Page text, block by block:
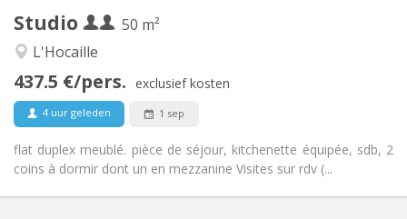
Studio
50 m²
L'Hocaille
437.5 €/pers. exclusief kosten
4 uur geleden 1 sep
flat duplex meublé. pièce de séjour, kitchenette équipée, sdb, 2
coins à dormir dont un en mezzanine Visites sur rdv (...